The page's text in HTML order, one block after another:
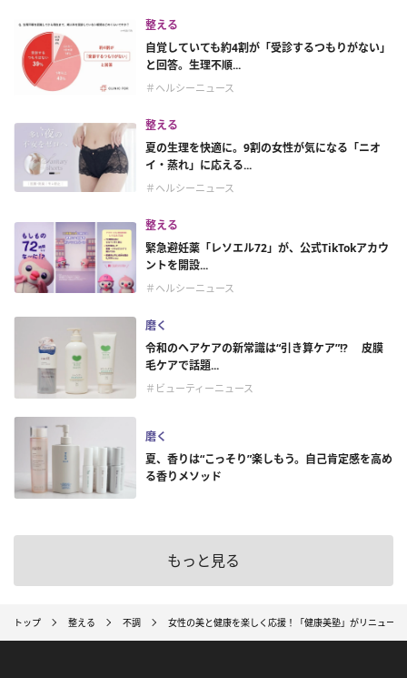
整える
自覚していても約4割が「受診するつもりがない」
と回答。生理不順...
＃ヘルシーニュース
整える
夏の生理を快適に。9割の女性が気になる「ニオ
イ・蒸れ」に応える...
＃ヘルシーニュース
整える
緊急避妊薬「レソエル72」が、公式TikTokアカウ
ントを開設...
＃ヘルシーニュース
磨く
令和のヘアケアの新常識は“引き算ケア”!? 皮膜
毛ケアで話題...
＃ビューティーニュース
磨く
夏、香りは“こっそり”楽しもう。自己肯定感を高め
る香りメソッド
もっと見る
トップ 整える 不調 女性の美と健康を楽しく応援！「健康美塾」がリニューア